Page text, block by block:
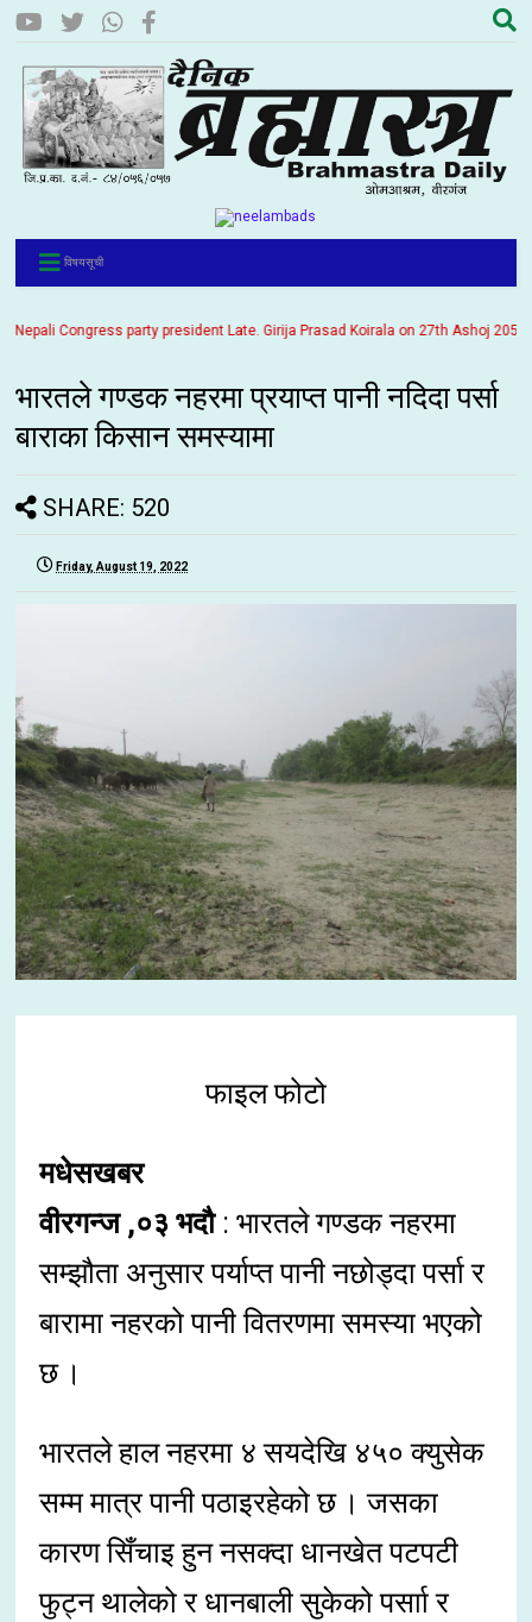
विषयसूची
Congress party president Late. Girija Prasad Koirala on 27th Ashoj 2057.
भारतले गण्डक नहरमा प्रयाप्त पानी नदिदा पर्सा
बाराका किसान समस्यामा
SHARE: 520
Friday, August 19, 2022
फाइल फोटो
मधेसखबर
वीरगन्ज ,०३ भदौ: भारतले गण्डक नहरमा
सम्झौता अनुसार पर्याप्त पानी नछोड्दा पर्सा र
बारामा नहरको पानी वितरणमा समस्या भएको
छ ।
भारतले हाल नहरमा ४ सयदेखि ४५० क्युसेक
सम्म मात्र पानी पठाइरहेको छ । जसका
कारण सिँचाइ हुन नसक्दा धानखेत पटपटी
फुट्न थालेको र धानबाली सुकेको पर्साा र